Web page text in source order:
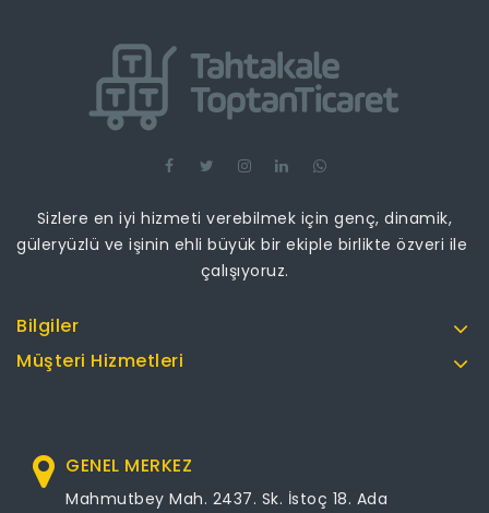
Sizlere en iyi hizmeti verebilmek için genç, dinamik,
güleryüzlü ve işinin ehli büyük bir ekiple birlikte özveri ile
çalışıyoruz.
Bilgiler
Müşteri Hizmetleri
GENEL MERKEZ
Mahmutbey Mah. 2437. Sk. İstoç 18. Ada